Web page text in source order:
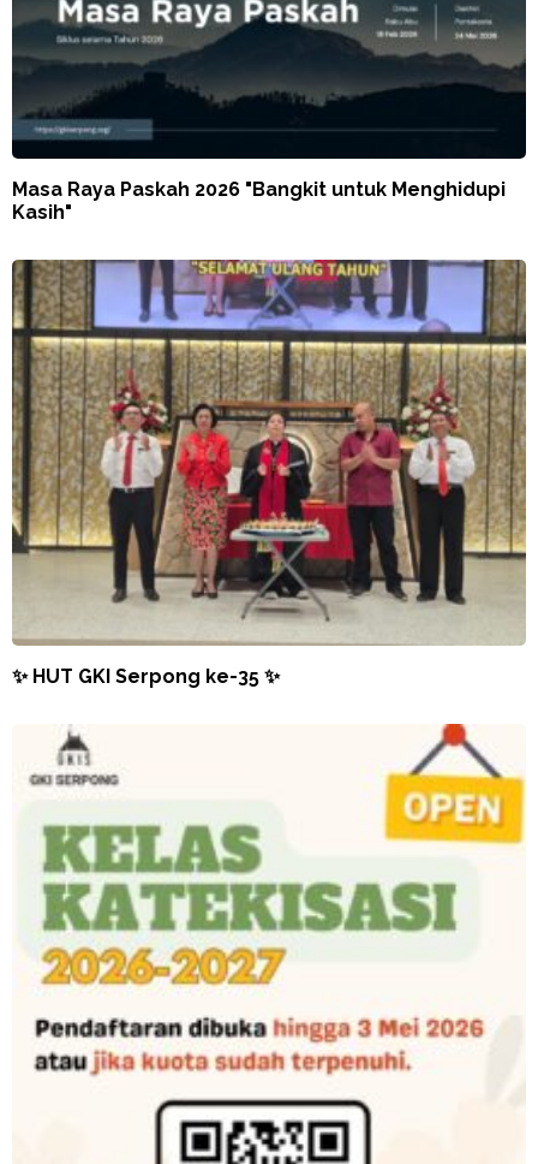
Masa Raya Paskah 2026 "Bangkit untuk Menghidupi
Kasih"
✨ HUT GKI Serpong ke-35 ✨